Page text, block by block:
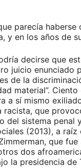
parecía
y en los años de
decirse que
juicio enunciado
de la
material”.
a sí mismo
que
del sistema penal
(2013), a
que
dos
la presidencia